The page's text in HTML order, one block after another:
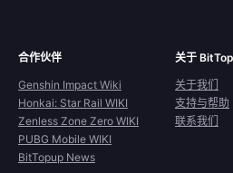
合作伙伴
Genshin Impact Wiki
Honkai: Star Rail WIKI
Zenless Zone Zero WIKI
PUBG Mobile WIKI
BitTopup News
关于
关于我们
支持与帮助
联系我们